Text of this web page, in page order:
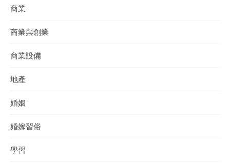
商業
商業與創業
商業設備
地產
婚姻
婚嫁習俗
學習